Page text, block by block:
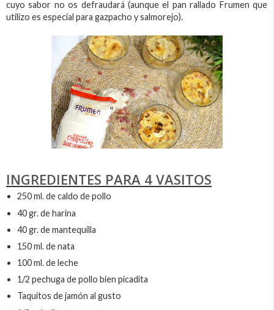
cuyo sabor no os defraudará (aunque el pan rallado Frumen que
utilizo es especial para gazpacho y salmorejo).
INGREDIENTES PARA 4 VASITOS
250 ml. de caldo de pollo
40 gr. de harina
40 gr. de mantequilla
150 ml. de nata
100 ml. de leche
1/2 pechuga de pollo bien picadita
Taquitos de jamón al gusto